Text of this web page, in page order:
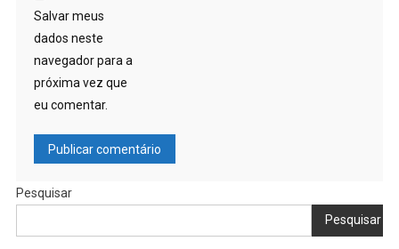
Salvar meus
dados neste
navegador para a
próxima vez que
eu comentar.
Pesquisar
Pesquisar